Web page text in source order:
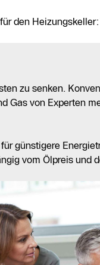
den Heizungskeller:
zu senken.
Gas von Experten
günstigere
vom Ölpreis und